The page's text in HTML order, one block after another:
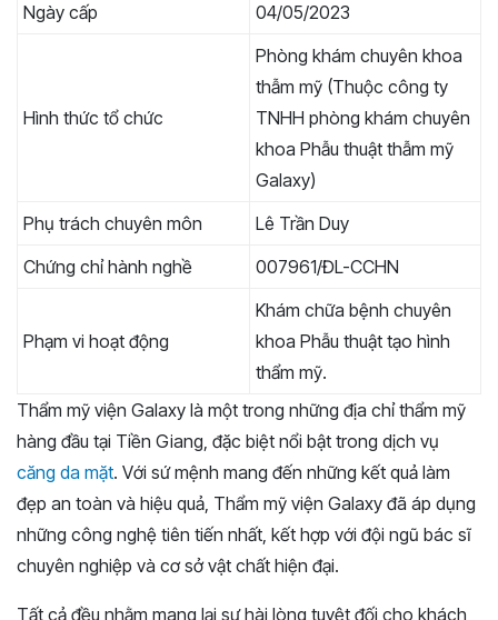
Ngày cấp
04/05/2023
Hình thức tổ chức
Phòng khám chuyên khoa
thẫm mỹ (Thuộc công ty
TNHH phòng khám chuyên
khoa Phẫu thuật thẫm mỹ
Galaxy)
Phụ trách chuyên môn
Lê Trần Duy
Chứng chỉ hành nghề
007961/ĐL-CCHN
Phạm vi hoạt động
Khám chữa bệnh chuyên
khoa Phẫu thuật tạo hình
thẩm mỹ.
Thẩm mỹ viện Galaxy là một trong những địa chỉ thẩm mỹ
hàng đầu tại Tiền Giang, đặc biệt nổi bật trong dịch vụ
căng da mặt. Với sứ mệnh mang đến những kết quả làm
đẹp an toàn và hiệu quả, Thẩm mỹ viện Galaxy đã áp dụng
những công nghệ tiên tiến nhất, kết hợp với đội ngũ bác sĩ
chuyên nghiệp và cơ sở vật chất hiện đại.
Tất cả đều nhằm mang lại sự hài lòng tuyệt đối cho khách